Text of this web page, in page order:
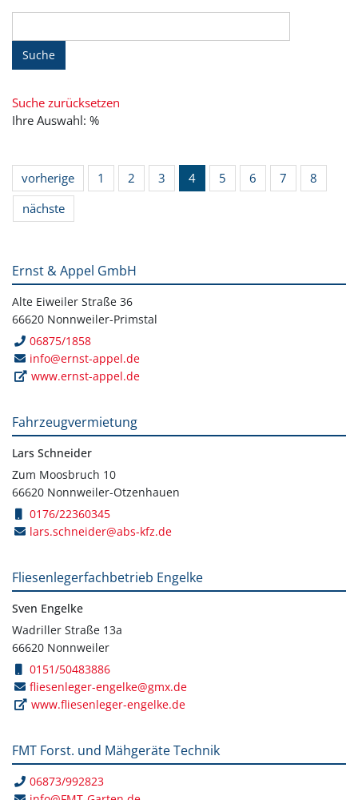
Suche
Suche zurücksetzen
Ihre Auswahl: %
vorherige 1 2 3 4 5 6 7
8
nächste
Ernst & Appel GmbH
Alte Eiweiler Straße 36
66620 Nonnweiler-Primstal
06875/1858
info@ernst-appel.de
www.ernst-appel.de
Fahrzeugvermietung
Lars Schneider
Zum Moosbruch 10
66620 Nonnweiler-Otzenhauen
0176/22360345
lars.schneider@abs-kfz.de
Fliesenlegerfachbetrieb Engelke
Sven Engelke
Wadriller Straße 13a
66620 Nonnweiler
0151/50483886
fliesenleger-engelke@gmx.de
www.fliesenleger-engelke.de
FMT Forst. und Mähgeräte Technik
06873/992823